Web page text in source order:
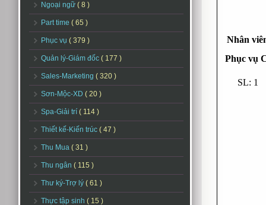
Ngoại ngữ ( 8 )
Part time ( 65 )
Phục vụ ( 379 )
Quản lý-Giám đốc ( 177 )
Sales-Marketing ( 320 )
Sơn-Mộc-XD ( 20 )
Spa-Giải trí ( 114 )
Thiết kế-Kiến trúc ( 47 )
Thu Mua ( 31 )
Thu ngân ( 115 )
Thư ký-Trợ lý ( 61 )
Thực tập sinh ( 15 )
Nhân
Phục vụ
SL: 1